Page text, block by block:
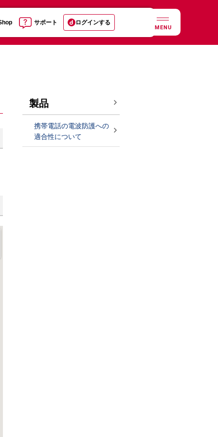
サポート ログインする
MENU
製品
携帯電話の電波防護への
適合性について